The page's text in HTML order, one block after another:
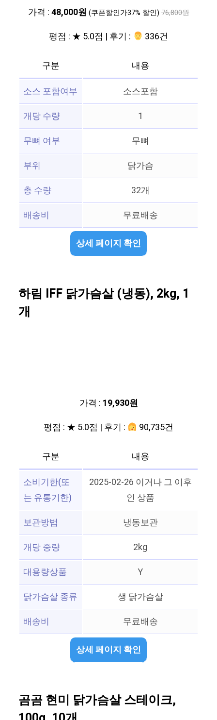
가격 :48,000원 (쿠폰할인가37% 할인) 76,800원
평점 : ★ 5.0점 | 후기 : ‍‍ 336건
구분
내용
소스 포함여부
소스포함
개당 수량
1
무뼈 여부
무뼈
부위
닭가슴
총 수량
32개
배송비
무료배송
상세 페이지 확인
하림 IFF 닭가슴살 (냉동), 2kg, 1
개
가격 : 19,930원
평점 : ★ 5.0점 | 후기 :
90,735건
구분
내용
소비기한(또
는 유통기한)
2025-02-26 이거나 그 이후
인 상품
보관방법
냉동보관
개당 중량
2kg
대용량상품
Y
닭가슴살 종류
생 닭가슴살
배송비
무료배송
상세 페이지 확인
곰곰 현미 닭가슴살 스테이크,